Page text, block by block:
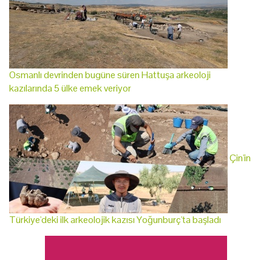
Osmanlı devrinden bugüne süren Hattuşa arkeoloji
kazılarında 5 ülke emek veriyor
Çin'in
Türkiye'deki ilk arkeolojik kazısı Yoğunburç'ta başladı